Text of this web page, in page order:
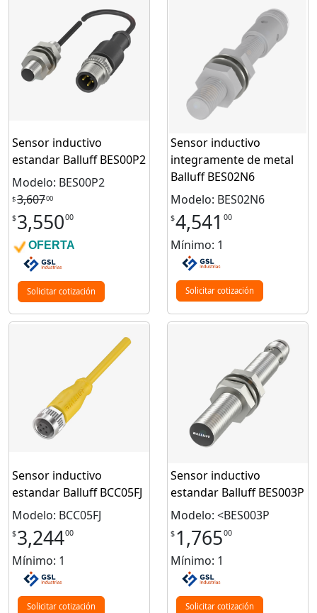
Sensor inductivo
estandar Balluff BES00P2
Modelo: BES00P2
$3,60700
$3,55000
OFERTA
Solicitar cotización
Sensor inductivo
integramente de metal
Balluff BES02N6
Modelo: BES02N6
$4,541 00
Mínimo: 1
Solicitar cotización
Sensor inductivo
estandar Balluff BCC05FJ
Modelo: BCC05FJ
$3,24400
Mínimo: 1
Solicitar cotización
Sensor inductivo
estandar Balluff BES003P
Modelo: <BES003P
$ 1,76500
Mínimo: 1
Solicitar cotización